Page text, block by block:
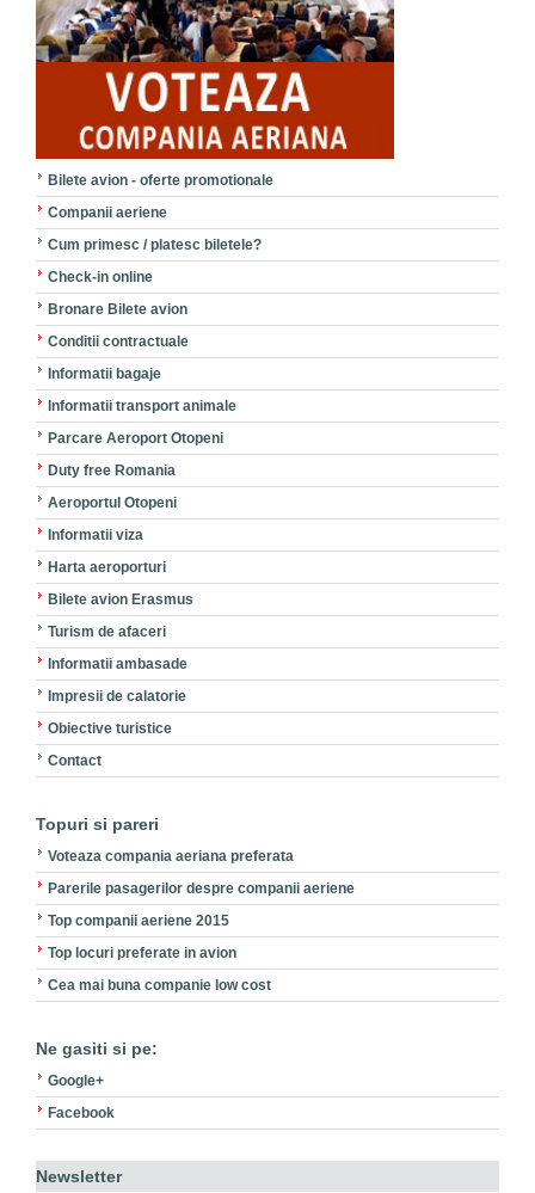
Bilete avion - oferte promotionale
Companii aeriene
Cum primesc / platesc biletele?
Check-in online
Bronare Bilete avion
Conditii contractuale
Informatii bagaje
Informatii transport animale
Parcare Aeroport Otopeni
Duty free Romania
Aeroportul Otopeni
Informatii viza
Harta aeroporturi
Bilete avion Erasmus
Turism de afaceri
Informatii ambasade
Impresii de calatorie
Obiective turistice
Contact
Topuri si pareri
Voteaza compania aeriana preferata
Parerile pasagerilor despre companii aeriene
Top companii aeriene 2015
Top locuri preferate in avion
Cea mai buna companie low cost
Ne gasiti si pe:
Google+
Facebook
Newsletter